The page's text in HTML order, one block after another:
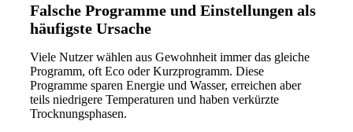
Falsche Programme und Einstellungen als
häufigste Ursache
Viele Nutzer wählen aus Gewohnheit immer das gleiche
Programm, oft Eco oder Kurzprogramm. Diese
Programme sparen Energie und Wasser, erreichen aber
teils niedrigere Temperaturen und haben verkürzte
Trocknungsphasen.